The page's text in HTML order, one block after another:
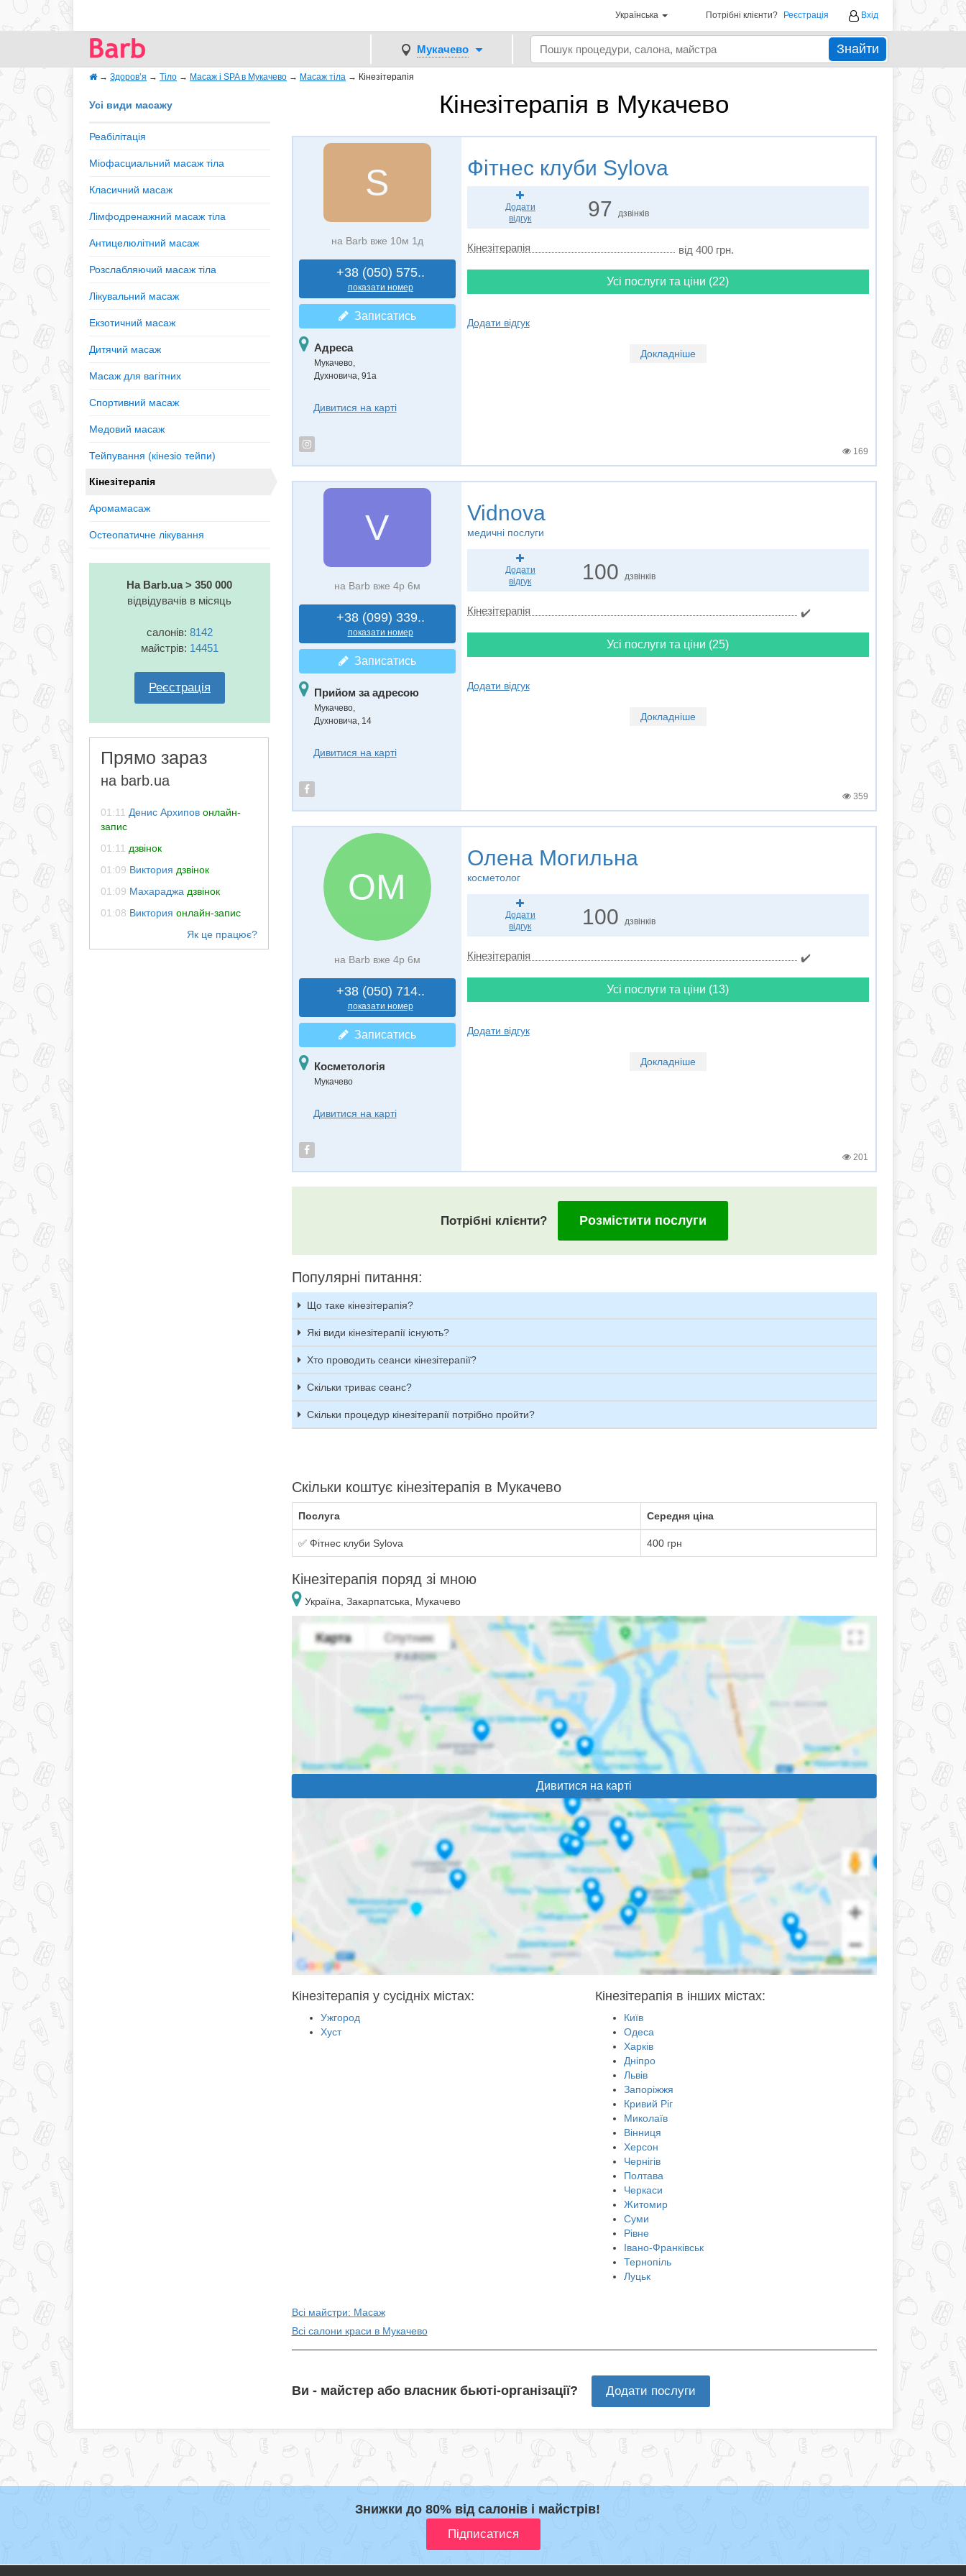
Українська Потрібні клієнти? Реєстрація Вхід
Мукачево Знайти
→ Здоров’я → Тіло → Масаж і SPA в Мукачево → Масаж тіла → Кінезітерапія
Кінезітерапія в Мукачево
Усі види масажу
Реабілітація
Міофасциальний масаж тіла
Класичний масаж
Лімфодренажний масаж тіла
Антицелюлітний масаж
Розслабляючий масаж тіла
Лікувальний масаж
Екзотичний масаж
Дитячий масаж
Масаж для вагітних
Спортивний масаж
Медовий масаж
Тейпування (кінезiо тейпи)
Кінезітерапія
Аромамасаж
Остеопатичне лікування
На Barb.ua > 350 000
відвідувачів в місяць
салонів: 8142
майстрів: 14451
Реєстрація
Прямо зараз
на barb.ua
01:11 Денис Архипов онлайн-
запис
01:11 дзвінок
01:09 Виктория дзвінок
01:09 Махараджа дзвінок
01:08 Виктория онлайн-запис
S
на Barb вже 10м 1д
+38 (050) 575..
показати номер
Записатись
Адреса
Мукачево,
Духновича, 91а
Дивитися на карті
Фітнес клуби Sylova
Додати
відгук
97 дзвінків
Кінезітерапія від 400 грн.
Усі послуги та ціни (22)
Додати відгук
Докладніше
169
V
на Barb вже 4р 6м
+38 (099) 339..
показати номер
Записатись
Прийом за адресою
Мукачево,
Духновича, 14
Дивитися на карті
Vidnova
медичні послуги
Додати
відгук
100 дзвінків
Кінезітерапія ✔️
Усі послуги та ціни (25)
Додати відгук
Докладніше
359
ОМ
на Barb вже 4р 6м
+38 (050) 714..
показати номер
Записатись
Косметологія
Мукачево
Дивитися на карті
Олена Могильна
косметолог
Додати
відгук
100 дзвінків
Кінезітерапія ✔️
Усі послуги та ціни (13)
Додати відгук
Докладніше
201
Потрібні клієнти? Розмістити послуги
Популярні питання:
Що таке кінезітерапія?
Які види кінезітерапії існують?
Хто проводить сеанси кінезітерапії?
Скільки триває сеанс?
Скільки процедур кінезітерапії потрібно пройти?
Скільки коштує кінезітерапія в Мукачево
Послуга Середня ціна
✅ Фітнес клуби Sylova 400 грн
Кінезітерапія поряд зі мною
Україна, Закарпатська, Мукачево
Дивитися на карті
Кінезітерапія у сусідніх містах:
Ужгород
Хуст
Кінезітерапія в інших містах:
Київ
Одеса
Харків
Дніпро
Львів
Запоріжжя
Кривий Ріг
Миколаїв
Вінниця
Херсон
Чернігів
Полтава
Черкаси
Житомир
Суми
Рівне
Івано-Франківськ
Тернопіль
Луцьк
Всі майстри: Масаж
Всі салони краси в Мукачево
Ви - майстер або власник бьюті-організації? Додати послуги
Знижки до 80% від салонів і майстрів!